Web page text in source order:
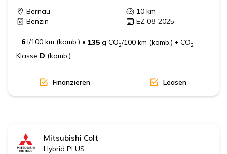
Bernau 10 km
Benzin
EZ 08-2025
I. 6 l/100 km (komb.) • 135 g CO2/100 km (komb.) • CO2-
Klasse D (komb.)
Finanzieren Leasen
Mitsubishi Colt
Hybrid PLUS